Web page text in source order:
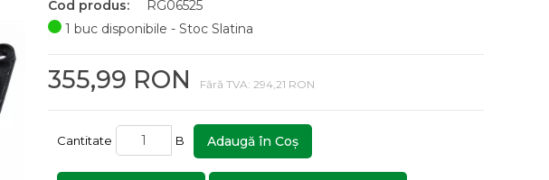
Cod produs:
RG06525
1 buc disponibile - Stoc Slatina
355,99 RON Fără TVA: 294,21 RON
Cantitate B Adaugă în Coş